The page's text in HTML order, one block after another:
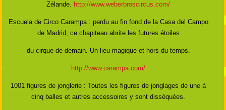
Zélande. http://www.weberbroscircus.com/
Escuela de Circo Carampa : perdu au fin fond de la Casa del Campo
de Madrid, ce chapiteau abrite les futures étoiles
du cirque de demain. Un lieu magique et hors du temps.
http://www.carampa.com/
1001 figures de jonglerie : Toutes les figures de jonglages de une à
cinq balles et autres accessoires y sont disséquées.